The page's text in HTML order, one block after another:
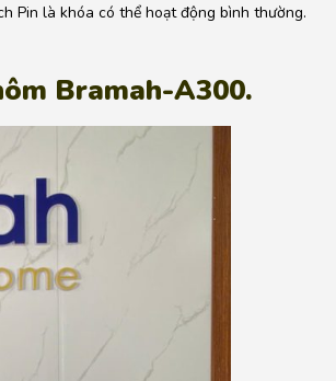
Pin là khóa có thể hoạt động bình thường.
Bramah-A300.